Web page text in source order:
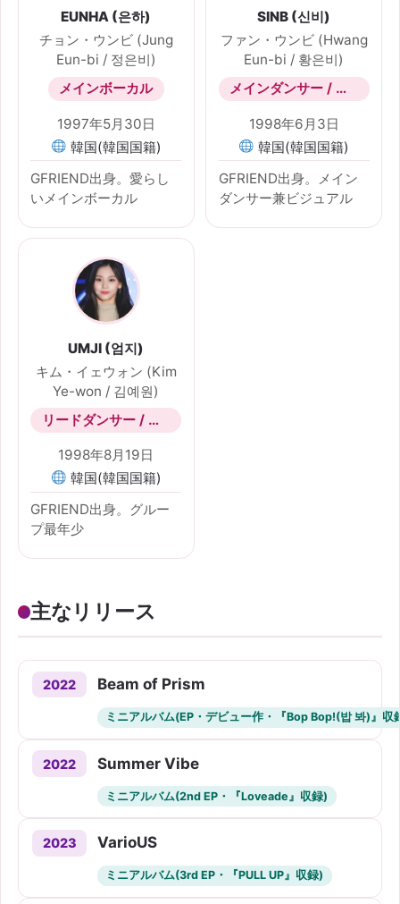
EUNHA (은하)
チョン・ウンビ (Jung
Eun-bi / 정은비)
メインボーカル
1997年5月30日
韓国(韓国国籍)
GFRIEND出身。愛らし
いメインボーカル
SINB (신비)
ファン・ウンビ (Hwang
Eun-bi / 황은비)
メインダンサー / リードボーカル / サブラッパー
1998年6月3日
韓国(韓国国籍)
GFRIEND出身。メイン
ダンサー兼ビジュアル
UMJI (엄지)
キム・イェウォン (Kim
Ye-won / 김예원)
リードダンサー / ボーカル / マンネ(最年少)
1998年8月19日
韓国(韓国国籍)
GFRIEND出身。グルー
プ最年少
主なリリース
2022 Beam of Prism
ミニアルバム(EP・デビュー作・『Bop Bop!(밥 봐)』収
2022 Summer Vibe
ミニアルバム(2nd EP・『Loveade』収録)
2023 VarioUS
ミニアルバム(3rd EP・『PULL UP』収録)